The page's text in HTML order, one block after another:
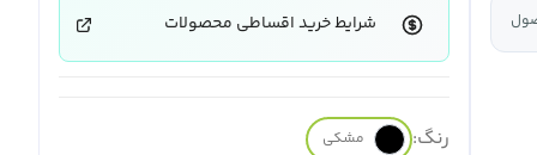
شرایط خرید اقساطی محصولات
رنگ: مشکی